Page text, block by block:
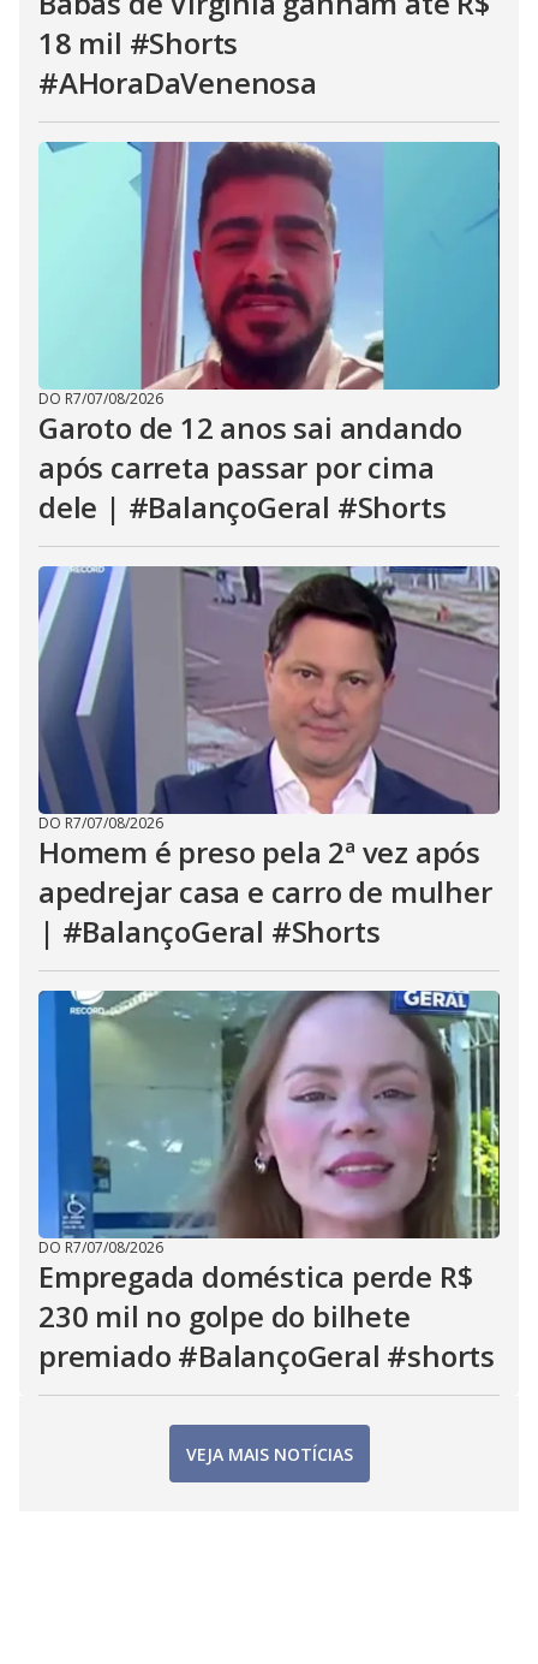
18 mil #Shorts
#AHoraDaVenenosa
DO R7/07/08/2026
Garoto de 12 anos sai andando
após carreta passar por cima
dele | #BalançoGeral #Shorts
DO R7/07/08/2026
Homem é preso pela 2ª vez após
apedrejar casa e carro de mulher
| #BalançoGeral #Shorts
DO R7/07/08/2026
Empregada doméstica perde R$
230 mil no golpe do bilhete
premiado #BalançoGeral #shorts
VEJA MAIS NOTÍCIAS